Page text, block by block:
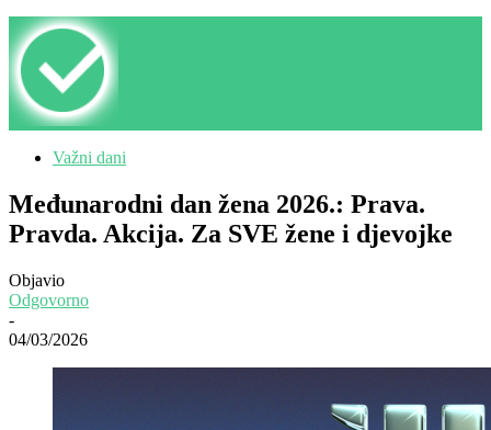
Važni dani
Međunarodni dan žena 2026.: Prava.
Pravda. Akcija. Za SVE žene i djevojke
Objavio
Odgovorno
-
04/03/2026